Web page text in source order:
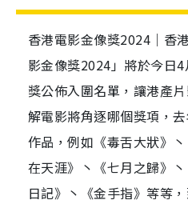
香港電影金像獎2024｜香
影金像獎2024」將於今日
獎公佈入圍名單，讓港產
解電影將角逐哪個獎項，
作品，例如《毒舌大狀》
在天涯》丶《七月之歸》
日記》丶《金手指》等等